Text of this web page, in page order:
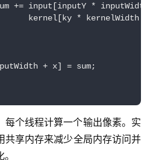
+= input[inputY *
kernel[ky * kernelWidth
+ x] = sum;
每个线程计算一个输出像素。实
共享内存来减少全局内存访问并